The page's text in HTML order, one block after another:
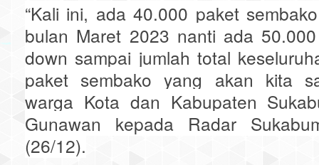
“Kali ini, ada 40.000 paket
bulan Maret 2023 nanti ada
down sampai jumlah total
paket sembako yang akan kita
warga Kota dan Kabupaten
Gunawan kepada Radar
(26/12).